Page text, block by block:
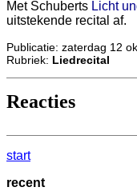
Met Schuberts Licht
uitstekende recital af.
Publicatie: zaterdag 12
Rubriek: Liedrecital
Reacties
start
recent